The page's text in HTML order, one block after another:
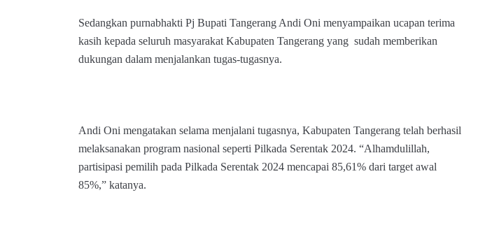
Sedangkan purnabhakti Pj Bupati Tangerang Andi Oni menyampaikan ucapan terima
kasih kepada seluruh masyarakat Kabupaten Tangerang yang sudah memberikan
dukungan dalam menjalankan tugas-tugasnya.
Andi Oni mengatakan selama menjalani tugasnya, Kabupaten Tangerang telah berhasil
melaksanakan program nasional seperti Pilkada Serentak 2024. “Alhamdulillah,
partisipasi pemilih pada Pilkada Serentak 2024 mencapai 85,61% dari target awal
85%,” katanya.